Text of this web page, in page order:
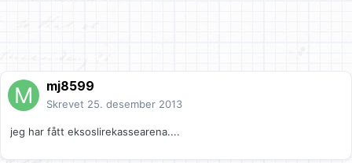
mj8599
Skrevet 25. desember 2013
jeg har fått eksoslirekassearena....